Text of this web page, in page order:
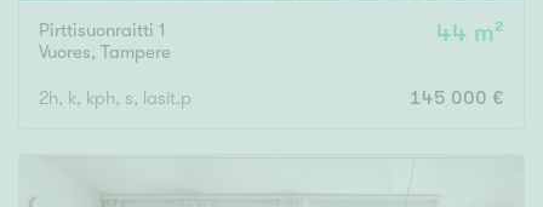
Pirttisuonraitti 1
Vuores, Tampere
44 m²
2h, k, kph, s, lasit.p 145 000 €